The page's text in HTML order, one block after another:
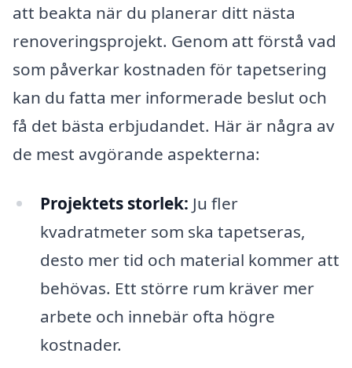
att beakta när du planerar ditt nästa
renoveringsprojekt. Genom att förstå vad
som påverkar kostnaden för tapetsering
kan du fatta mer informerade beslut och
få det bästa erbjudandet. Här är några av
de mest avgörande aspekterna:
Projektets storlek: Ju fler
kvadratmeter som ska tapetseras,
desto mer tid och material kommer att
behövas. Ett större rum kräver mer
arbete och innebär ofta högre
kostnader.